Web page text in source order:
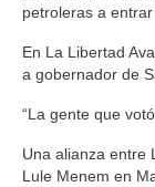
petroleras a
En La Libertad
a gobernador de
“La gente que
Una alianza entre
Lule Menem en